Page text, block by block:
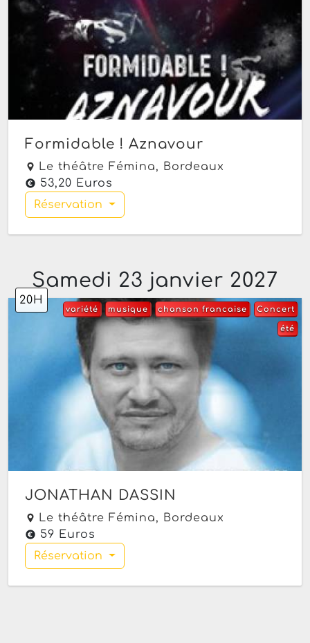
Formidable ! Aznavour
Le théâtre Fémina, Bordeaux
53,20 Euros
Réservation
Samedi 23 janvier 2027
20H
Concert
chanson francaise
musique
variété
été
JONATHAN DASSIN
Le théâtre Fémina, Bordeaux
59 Euros
Réservation